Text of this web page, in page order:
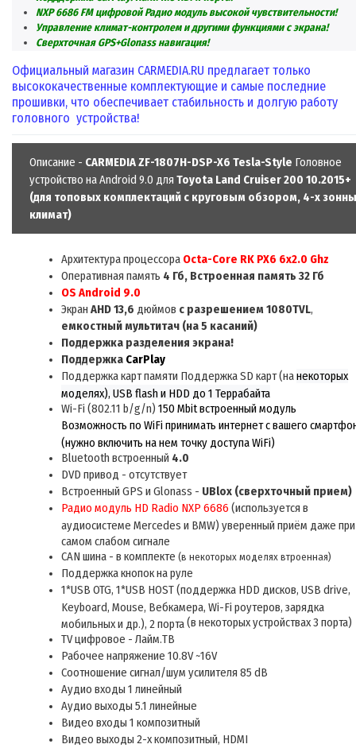
NXP 6686 FM цифровой Радио модуль высокой чувствительности!
Управление климат-контролем и другими функциями с экрана!
Сверхточная GPS+Glonass навигация!
Официальный магазин CARMEDIA.RU предлагает только
высококачественные комплектующие и самые последние
прошивки, что обеспечивает стабильность и долгую работу
головного устройства!
Описание - CARMEDIA ZF-1807H-DSP-X6 Tesla-Style Головное
устройство на Android 9.0 для Toyota Land Cruiser 200 10.2015+
(для топовых комплектаций с круговым обзором, 4-х
климат)
Архитектура процессора Octa-Core RK PX6 6x2.0 Ghz
Оперативная память 4 Гб, Встроенная память 32 Гб
OS Android 9.0
Экран AHD13,6 дюймов c разрешением1080TVL,
емкостный мультитач (на 5 касаний)
Поддержка разделения экрана!
Поддержка CarPlay
Поддержка карт памяти Поддержка SD карт (нанекоторых
моделях), USB flash и HDD до 1 Террабайта
Wi-Fi (802.11 b/g/n) 150 Mbit встроенный модуль
Возможность по WiFi принимать интернет с вашего
(нужно включить на нем точку доступа WiFi)
Bluetooth встроенный 4.0
DVD привод - отсутствует
Встроенный GPS и Glonass - UBlox (сверхточный прием)
Радио модуль HD Radio NXP 6686 (используется в
аудиосистеме Mercedes и BMW) уверенный приём даже при
самом слабом сигнале
CAN шина - в комплекте (в некоторых моделях втроенная)
Поддержка кнопок на руле
1*USB OTG, 1*USB HOST (поддержка HDD дисков, USB drive,
Keyboard, Mouse, Вебкамера, Wi-Fi роутеров, зарядка
мобильных и др.), 2 порта (в некоторых устройствах 3 порта)
TVцифровое - Лайм.ТВ
Рабочее напряжение 10.8V ~16V
Соотношение сигнал/шум усилителя 85 dB
Аудио входы 1 линейный
Аудио выходы 5.1 линейные
Видео входы 1 композитный
Видео выходы 2-х композитный, HDMI